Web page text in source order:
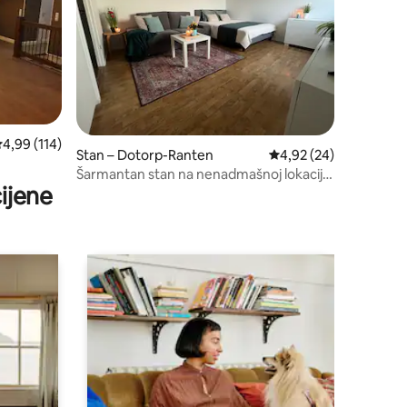
ocjena: 4,99/5, recenzija: 114
4,99 (114)
Stan – Dotorp-Ranten Prosječna ocjena:
4,92 (24)
Šarmantan stan na nenadmašnoj lokaciji